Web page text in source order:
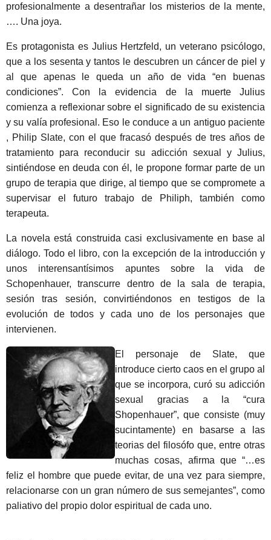
profesionalmente a desentrañar los misterios de la mente,
…. Una joya.
Es protagonista es Julius Hertzfeld, un veterano psicólogo,
que a los sesenta y tantos le descubren un cáncer de piel y
al que apenas le queda un año de vida “en buenas
condiciones”. Con la evidencia de la muerte Julius
comienza a reflexionar sobre el significado de su existencia
y su valía profesional. Eso le conduce a un antiguo paciente
, Philip Slate, con el que fracasó después de tres años de
tratamiento para reconducir su adicción sexual y Julius,
sintiéndose en deuda con él, le propone formar parte de un
grupo de terapia que dirige, al tiempo que se compromete a
supervisar el futuro trabajo de Philiph, también como
terapeuta.
La novela está construida casi exclusivamente en base al
diálogo. Todo el libro, con la excepción de la introducción y
unos interensantísimos apuntes sobre la vida de
Schopenhauer, transcurre dentro de la sala de terapia,
sesión tras sesión, convirtiéndonos en testigos de la
evolución de todos y cada uno de los personajes que
intervienen.
El personaje de Slate, que
introduce cierto caos en el grupo al
que se incorpora, curó su adicción
sexual gracias a la “cura
Shopenhauer”, que consiste (muy
sucintamente) en basarse a las
teorias del filosófo que, entre otras
muchas cosas, afirma que “…es
feliz el hombre que puede evitar, de una vez para siempre,
relacionarse con un gran número de sus semejantes”, como
paliativo del propio dolor espiritual de cada uno.